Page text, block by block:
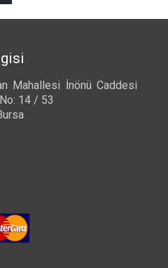
Mahallesi İnönü Caddesi
14 / 53